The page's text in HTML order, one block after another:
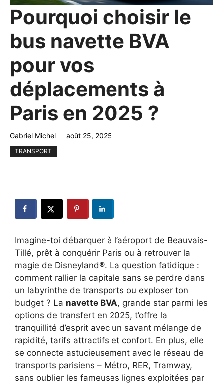
Pourquoi choisir le
bus navette BVA
pour vos
déplacements à
Paris en 2025 ?
Gabriel Michel août 25, 2025
TRANSPORT
Imagine-toi débarquer à l’aéroport de Beauvais-
Tillé, prêt à conquérir Paris ou à retrouver la
magie de Disneyland®. La question fatidique :
comment rallier la capitale sans se perdre dans
un labyrinthe de transports ou exploser ton
budget ? La navette BVA, grande star parmi les
options de transfert en 2025, t’offre la
tranquillité d’esprit avec un savant mélange de
rapidité, tarifs attractifs et confort. En plus, elle
se connecte astucieusement avec le réseau de
transports parisiens – Métro, RER, Tramway,
sans oublier les fameuses lignes exploitées par